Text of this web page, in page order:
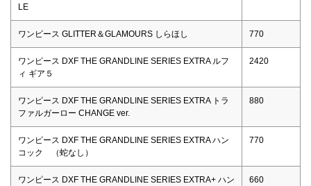
LE
ワンピース GLITTER＆GLAMOURS しらほし 770
ワンピース DXF THE GRANDLINE SERIES EXTRA ルフ
ィ ギア５
2420
ワンピース DXF THE GRANDLINE SERIES EXTRA トラ
ファルガーロー CHANGE ver.
880
ワンピース DXF THE GRANDLINE SERIES EXTRA ハン
コック （蛇なし）
770
ワンピース DXF THE GRANDLINE SERIES EXTRA+ ハン
660